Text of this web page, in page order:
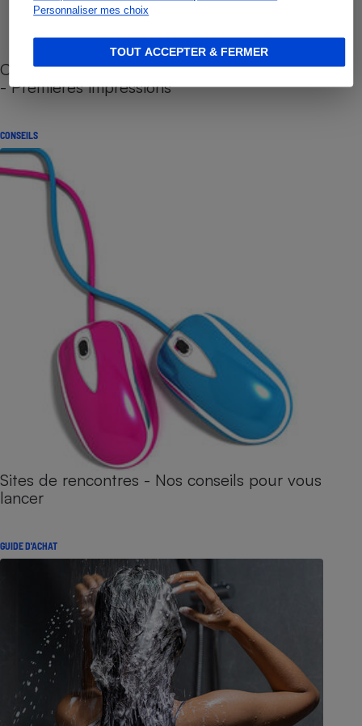
Personnaliser mes choix
TOUT ACCEPTER & FERMER
Cafetière à capsules zéro déchet CoffeeB (vidéo)
- Premières impressions
CONSEILS
Sites de rencontres - Nos conseils pour vous
lancer
GUIDE D'ACHAT